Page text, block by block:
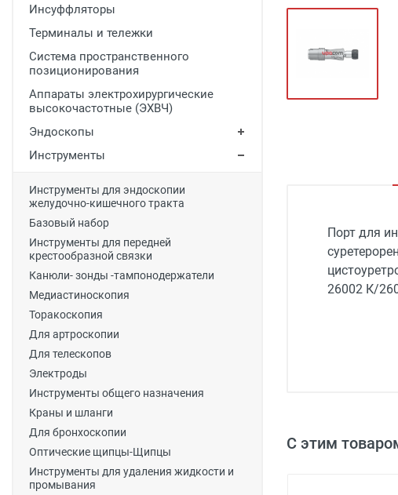
Оториноларингология
Вспомогательное оборудование
Ветеринария
Стоматологическое оборудование
Лабораторное оборудование
Прачечное оборудование
Медицинские мониторы
Ортопедические товары
Косметология
Инсуффляторы
Терминалы и тележки
Система пространственного
позиционирования
Аппараты электрохирургические
высокочастотные (ЭХВЧ)
Эндоскопы
Инструменты
Инструменты для эндоскопии
желудочно-кишечного тракта
Базовый набор
Инструменты для передней
крестообразной связки
Канюли- зонды -тампонодержатели
Медиастиноскопия
Торакоскопия
Для артроскопии
Для телескопов
Электроды
Инструменты общего назначения
Краны и шланги
Для бронхоскопии
Оптические щипцы-Щипцы
Инструменты для удаления жидкости и
промывания
Порт для
26002 К/
С этим